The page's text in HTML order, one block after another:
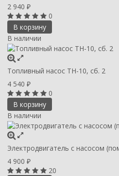
2 940 ₽
0
В корзину
В наличии
Топливный насос TH-10, сб. 2
4 540 ₽
0
В корзину
В наличии
Электродвигатель с насосом
4 900 ₽
20